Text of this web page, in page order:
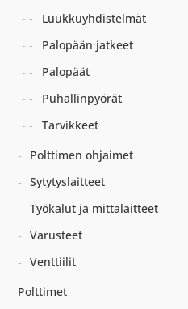
Luukkuyhdistelmät
Palopään jatkeet
Palopäät
Puhallinpyörät
Tarvikkeet
Polttimen ohjaimet
Sytytyslaitteet
Työkalut ja mittalaitteet
Varusteet
Venttiilit
Polttimet